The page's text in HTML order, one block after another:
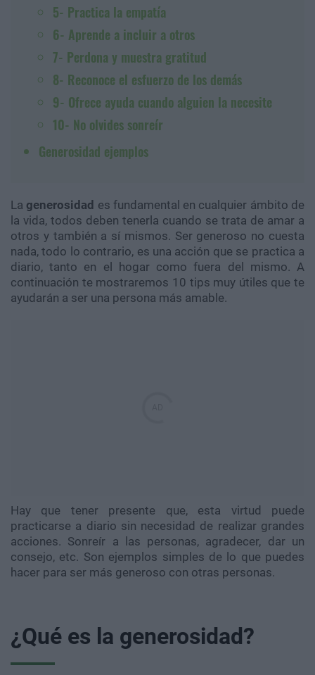
5- Practica la empatía
6- Aprende a incluir a otros
7- Perdona y muestra gratitud
8- Reconoce el esfuerzo de los demás
9- Ofrece ayuda cuando alguien la necesite
10- No olvides sonreír
Generosidad ejemplos
La generosidad es fundamental en cualquier ámbito de
la vida, todos deben tenerla cuando se trata de amar a
otros y también a sí mismos. Ser generoso no cuesta
nada, todo lo contrario, es una acción que se practica a
diario, tanto en el hogar como fuera del mismo. A
continuación te mostraremos 10 tips muy útiles que te
ayudarán a ser una persona más amable.
Hay que tener presente que, esta virtud puede
practicarse a diario sin necesidad de realizar grandes
acciones. Sonreír a las personas, agradecer, dar un
consejo, etc. Son ejemplos simples de lo que puedes
hacer para ser más generoso con otras personas.
¿Qué es la generosidad?